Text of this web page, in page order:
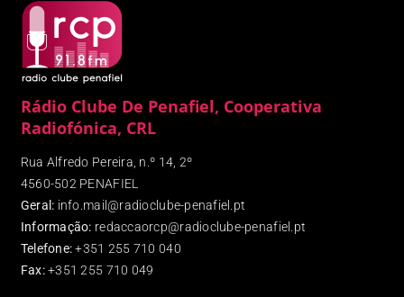
Rádio Clube De Penafiel, Cooperativa
Radiofónica, CRL
Rua Alfredo Pereira, n.º 14, 2º
4560-502 PENAFIEL
Geral: info.mail@radioclube-penafiel.pt
Informação: redaccaorcp@radioclube-penafiel.pt
Telefone: +351 255 710 040
Fax:+351 255 710 049